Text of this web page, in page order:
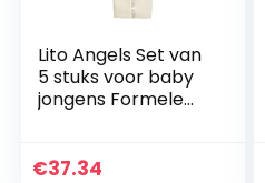
Lito Angels Set van
5 stuks voor baby
jongens Formele
Dragen
€37.34